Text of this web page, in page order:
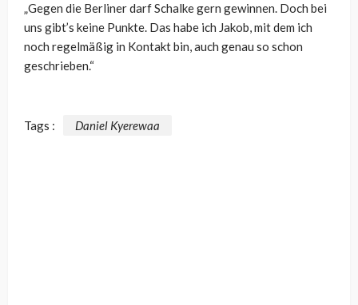
„Gegen die Berliner darf Schalke gern gewinnen. Doch bei
uns gibt’s keine Punkte. Das habe ich Jakob, mit dem ich
noch regelmäßig in Kontakt bin, auch genau so schon
geschrieben.“
Tags : Daniel Kyerewaa